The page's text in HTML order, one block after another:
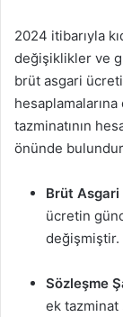
2024 itibarıyla
değişiklikler ve
brüt asgari
tazminatının
önünde
Brüt
ücretin
değişmiştir.
Sözleşme
ek tazminat